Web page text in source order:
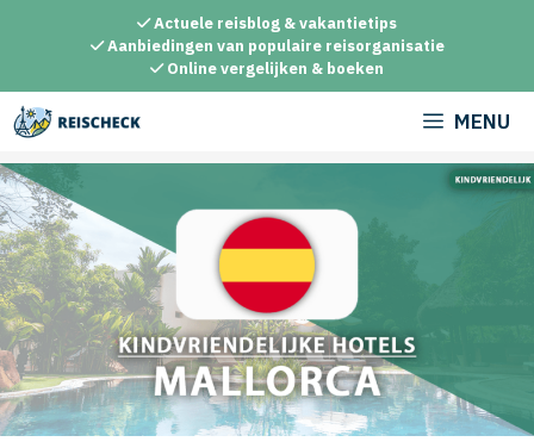
inhoud
Actuele reisblog & vakantietips
Aanbiedingen van populaire reisorganisatie
Online vergelijken & boeken
MENU